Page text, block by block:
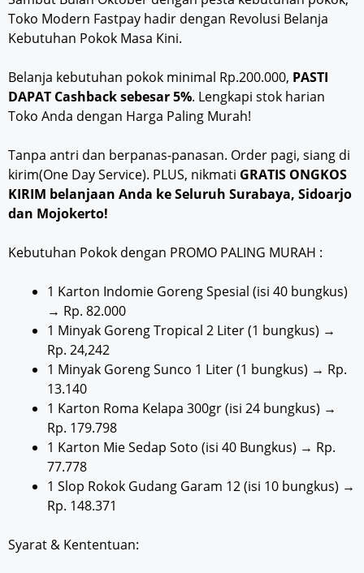
Toko Modern Fastpay hadir dengan Revolusi Belanja
Kebutuhan Pokok Masa Kini.
Belanja kebutuhan pokok minimal Rp.200.000, PASTI
DAPAT Cashback sebesar 5%. Lengkapi stok harian
Toko Anda dengan Harga Paling Murah!
Tanpa antri dan berpanas-panasan. Order pagi, siang di
kirim(One Day Service). PLUS, nikmati GRATIS ONGKOS
KIRIM belanjaan Anda ke Seluruh Surabaya, Sidoarjo
dan Mojokerto!
Kebutuhan Pokok dengan PROMO PALING MURAH :
1 Karton Indomie Goreng Spesial (isi 40 bungkus)
→ Rp. 82.000
1 Minyak Goreng Tropical 2 Liter (1 bungkus) →
Rp. 24,242
1 Minyak Goreng Sunco 1 Liter (1 bungkus) → Rp.
13.140
1 Karton Roma Kelapa 300gr (isi 24 bungkus) →
Rp. 179.798
1 Karton Mie Sedap Soto (isi 40 Bungkus) → Rp.
77.778
1 Slop Rokok Gudang Garam 12 (isi 10 bungkus) →
Rp. 148.371
Syarat & Kententuan: